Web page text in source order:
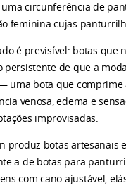
uma circunferência de
feminina cujas
é previsível: botas que
persistente de que a
uma bota que comprime
venosa, edema e
improvisadas.
produz botas artesanais
a de botas para
com cano ajustável,